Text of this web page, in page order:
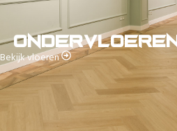
Ondervloeren
Bekijk vloeren